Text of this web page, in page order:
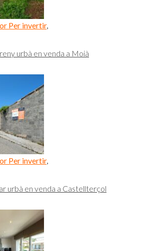
Per invertir,
urbà en venda a Moià
Per invertir,
urbà en venda a Castellterçol